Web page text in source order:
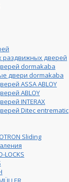
раздвижных дверей
dormakaba
двери dormakaba
ASSA ABLOY
ABLOY
INTERAX
Ditec entrematic
Sliding